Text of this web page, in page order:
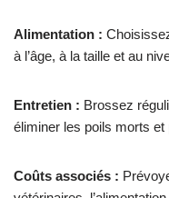
Alimentation :
à l’âge, à la taille et au
Entretien : Brossez
éliminer les poils morts
Coûts associés :